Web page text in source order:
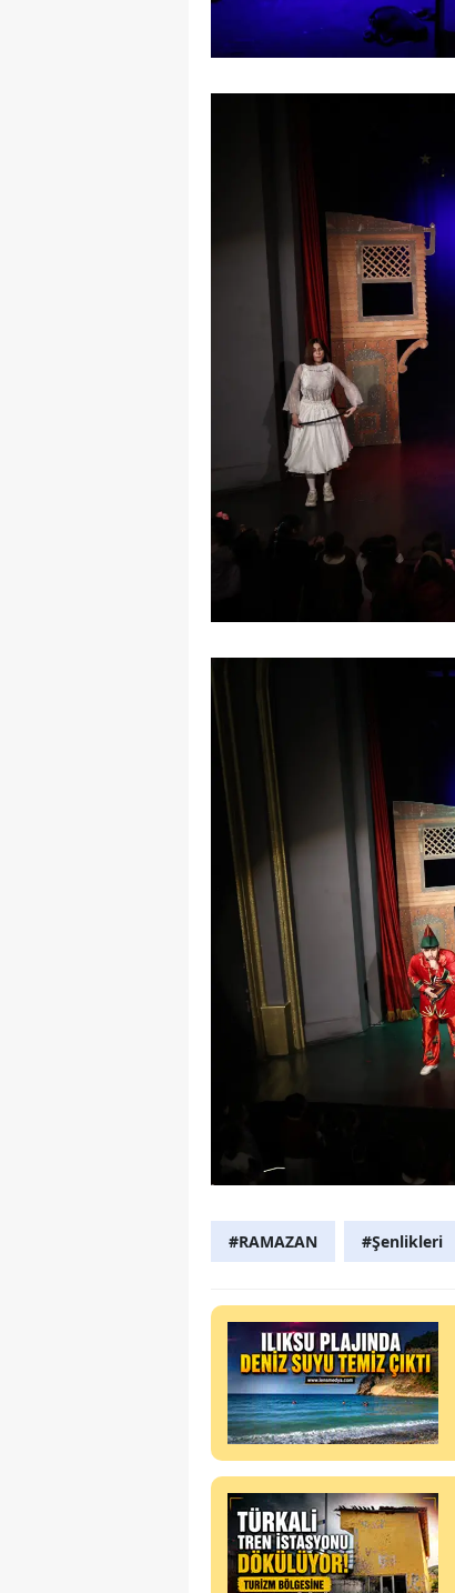
#RAMAZAN #Şenlikleri